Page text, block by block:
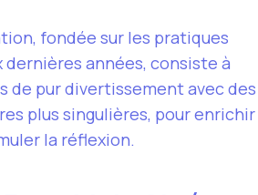
fondée sur les pratiques
dernières années, consiste à
de pur divertissement avec des
plus singulières, pour enrichir
la réflexion.